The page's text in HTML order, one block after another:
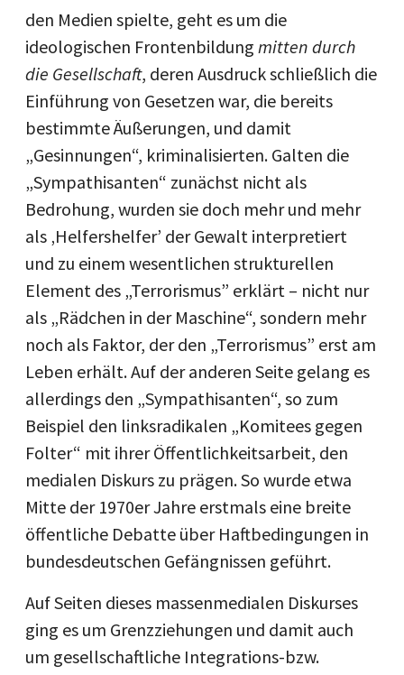
den Medien spielte, geht es um die
ideologischen Frontenbildung mitten durch
die Gesellschaft, deren Ausdruck schließlich die
Einführung von Gesetzen war, die bereits
bestimmte Äußerungen, und damit
„Gesinnungen“, kriminalisierten. Galten die
„Sympathisanten“ zunächst nicht als
Bedrohung, wurden sie doch mehr und mehr
als ‚Helfershelfer’ der Gewalt interpretiert
und zu einem wesentlichen strukturellen
Element des „Terrorismus” erklärt – nicht nur
als „Rädchen in der Maschine“, sondern mehr
noch als Faktor, der den „Terrorismus” erst am
Leben erhält. Auf der anderen Seite gelang es
allerdings den „Sympathisanten“, so zum
Beispiel den linksradikalen „Komitees gegen
Folter“ mit ihrer Öffentlichkeitsarbeit, den
medialen Diskurs zu prägen. So wurde etwa
Mitte der 1970er Jahre erstmals eine breite
öffentliche Debatte über Haftbedingungen in
bundesdeutschen Gefängnissen geführt.
Auf Seiten dieses massenmedialen Diskurses
ging es um Grenzziehungen und damit auch
um gesellschaftliche Integrations-bzw.